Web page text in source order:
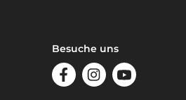
Besuche uns